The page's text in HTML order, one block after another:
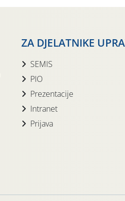
ZA DJELATNIKE
SEMIS
PIO
Prezentacije
Intranet
Prijava